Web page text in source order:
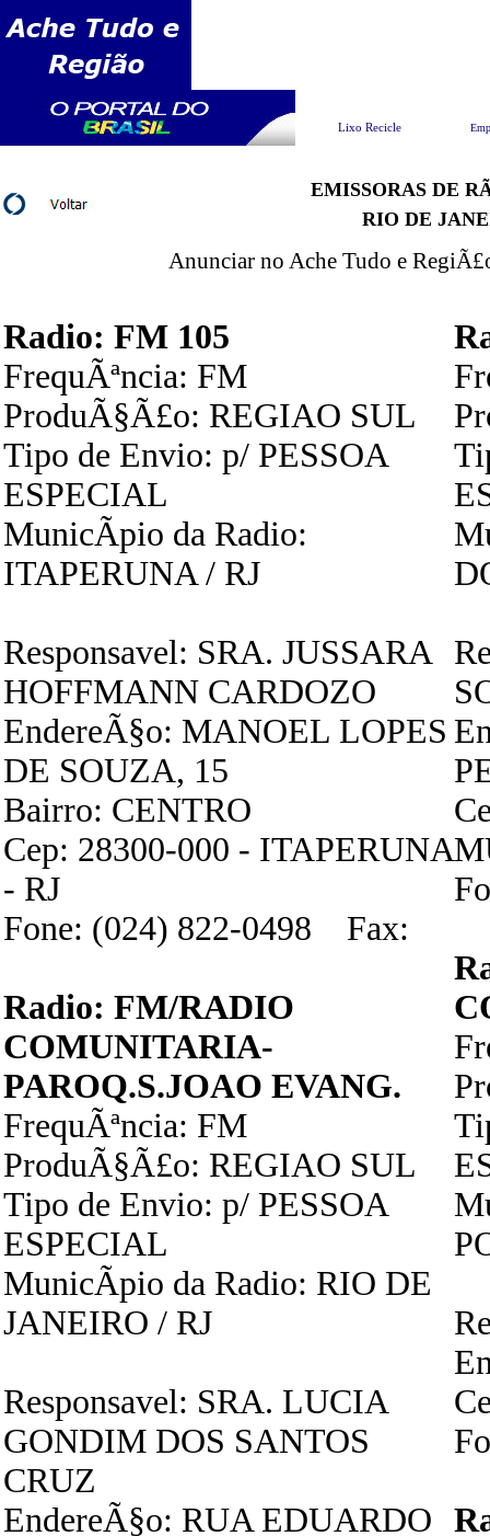
Lixo Recicle
EMISSORAS DE
RIO DE
Anunciar no Ache Tudo e
Radio: FM 105
FrequÃªncia: FM
ProduÃ§Ã£o: REGIAO SUL
Tipo de Envio: p/ PESSOA
ESPECIAL
MunicÃ­pio da Radio:
ITAPERUNA / RJ
Responsavel: SRA. JUSSARA
HOFFMANN CARDOZO
EndereÃ§o: MANOEL LOPES
DE SOUZA, 15
Bairro: CENTRO
Cep: 28300-000 - ITAPERUNA
- RJ
Fone: (024) 822-0498 Fax:
Radio: FM/RADIO
COMUNITARIA-
PAROQ.S.JOAO EVANG.
FrequÃªncia: FM
ProduÃ§Ã£o: REGIAO SUL
Tipo de Envio: p/ PESSOA
ESPECIAL
MunicÃ­pio da Radio: RIO DE
JANEIRO / RJ
Responsavel: SRA. LUCIA
GONDIM DOS SANTOS
CRUZ
EndereÃ§o: RUA EDUARDO